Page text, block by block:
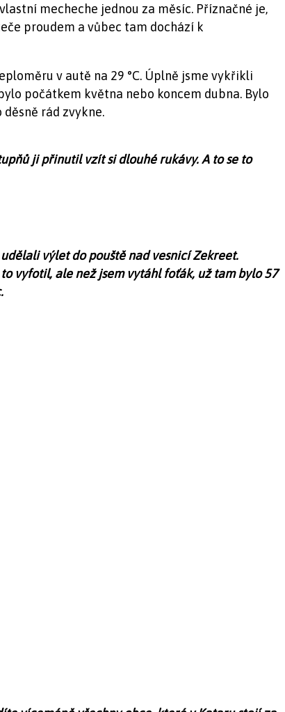
mecheche jednou za měsíc. Příznačné je,
proudem a vůbec tam dochází k
v autě na 29 °C. Úplně jsme vykřikli
počátkem května nebo koncem dubna. Bylo
rád zvykne.
ji přinutil vzít si dlouhé rukávy. A to se to
výlet do pouště nad vesnicí Zekreet.
vyfotil, ale než jsem vytáhl foťák, už tam bylo 57